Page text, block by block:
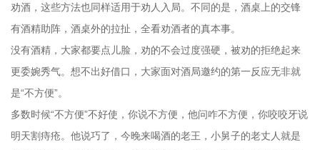
劝酒，这些方法也同样适用于劝人入局。不同的是，酒桌上的交锋
有酒精助阵，酒桌外的拉扯，全看劝酒者的真本事。
没有酒精，大家都要点儿脸，劝的不会过度强硬，被劝的拒绝起来
更委婉秀气。想不出好借口，大家面对酒局邀约的第一反应无非就
是“不方便”。
多数时候“不方便”不好使，你说不方便，他问咋不方便，你咬咬牙说
明天割痔疮。他说巧了，今晚来喝酒的老王，小舅子的老丈人就是